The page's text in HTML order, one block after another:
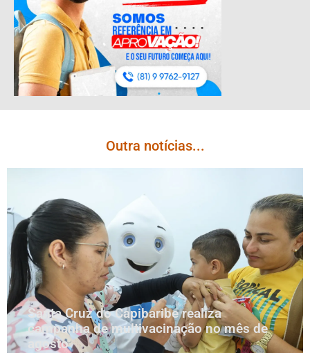
Outra notícias...
Santa Cruz do Capibaribe realiza
campanha de multivacinação no mês de
agosto